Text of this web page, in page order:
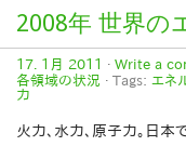
2008年 世界の
17. 1月 2011 · Write a
各領域の状況 · Tags: エネ
力
火力、水力、原子力。日本